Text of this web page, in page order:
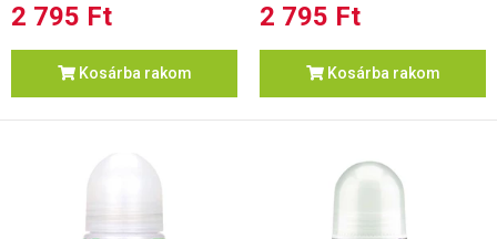
2 795 Ft
Kosárba rakom
2 795 Ft
Kosárba rakom